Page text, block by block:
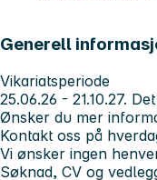
Generell
Vikariatsperiode
25.06.26 - 21.10.27.
Ønsker du mer
Kontakt oss på
Vi ønsker ingen
Søknad, CV og